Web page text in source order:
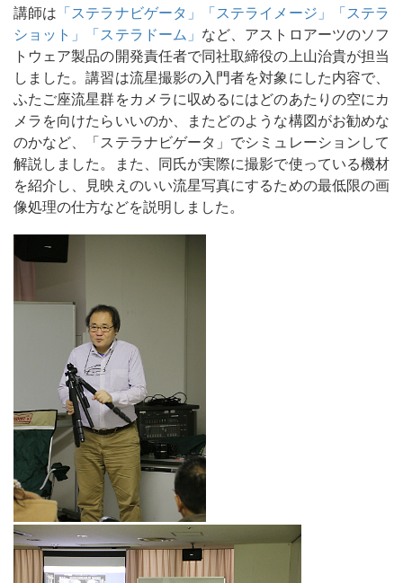
講師は 「ステラナビゲータ」 「ステライメージ」
「ステラ
ショット」
「ステラドーム」 など、アストロアーツのソフ
トウェア製品の開発責任者で同社取締役の上山治貴が担当
しました。講習は流星撮影の入門者を対象にした内容で、
ふたご座流星群をカメラに収めるにはどのあたりの空にカ
メラを向けたらいいのか、またどのような構図がお勧めな
のかなど、「ステラナビゲータ」でシミュレーションして
解説しました。また、同氏が実際に撮影で使っている機材
を紹介し、見映えのいい流星写真にするための最低限の画
像処理の仕方などを説明しました。